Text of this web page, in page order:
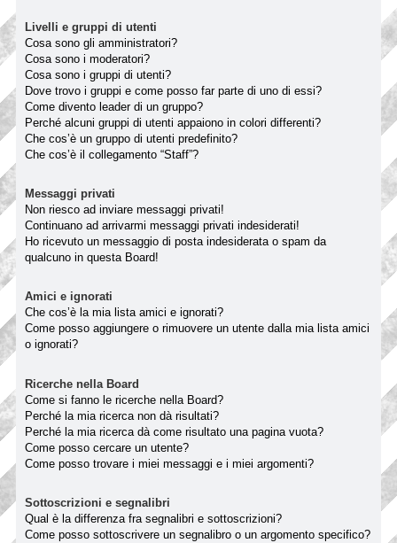
Livelli e gruppi di utenti
Cosa sono gli amministratori?
Cosa sono i moderatori?
Cosa sono i gruppi di utenti?
Dove trovo i gruppi e come posso far parte di uno di essi?
Come divento leader di un gruppo?
Perché alcuni gruppi di utenti appaiono in colori differenti?
Che cos’è un gruppo di utenti predefinito?
Che cos’è il collegamento “Staff”?
Messaggi privati
Non riesco ad inviare messaggi privati!
Continuano ad arrivarmi messaggi privati indesiderati!
Ho ricevuto un messaggio di posta indesiderata o spam da
qualcuno in questa Board!
Amici e ignorati
Che cos’è la mia lista amici e ignorati?
Come posso aggiungere o rimuovere un utente dalla mia lista amici
o ignorati?
Ricerche nella Board
Come si fanno le ricerche nella Board?
Perché la mia ricerca non dà risultati?
Perché la mia ricerca dà come risultato una pagina vuota?
Come posso cercare un utente?
Come posso trovare i miei messaggi e i miei argomenti?
Sottoscrizioni e segnalibri
Qual è la differenza fra segnalibri e sottoscrizioni?
Come posso sottoscrivere un segnalibro o un argomento specifico?